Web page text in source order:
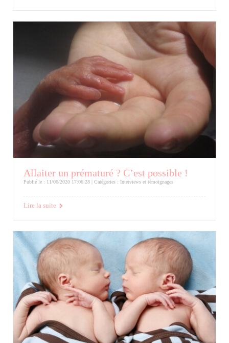
Allaiter un prématuré ? C’est possible !
Publié le : 11/06/2020 17:06:28 | Catégories : Interviews et témoignages
Lire la suite